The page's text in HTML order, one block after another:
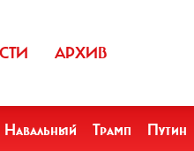
АРХИВ
Навальный Трамп Путин